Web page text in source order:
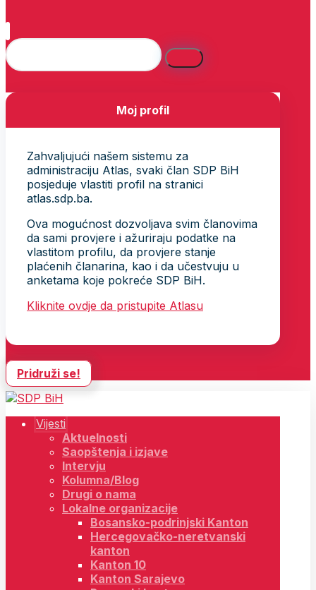
Moj profil
Zahvaljujući našem sistemu za
administraciju Atlas, svaki član SDP BiH
posjeduje vlastiti profil na stranici
atlas.sdp.ba.
Ova mogućnost dozvoljava svim članovima
da sami provjere i ažuriraju podatke na
vlastitom profilu, da provjere stanje
plaćenih članarina, kao i da učestvuju u
anketama koje pokreće SDP BiH.
Kliknite ovdje da pristupite Atlasu
Pridruži se!
Vijesti
Aktuelnosti
Saopštenja i izjave
Intervju
Kolumna/Blog
Drugi o nama
Lokalne organizacije
Bosansko-podrinjski Kanton
Hercegovačko-neretvanski
kanton
Kanton 10
Kanton Sarajevo